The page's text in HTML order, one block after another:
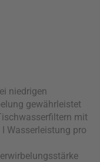
niedrigen
gewährleistet
mit
Wasserleistung pro